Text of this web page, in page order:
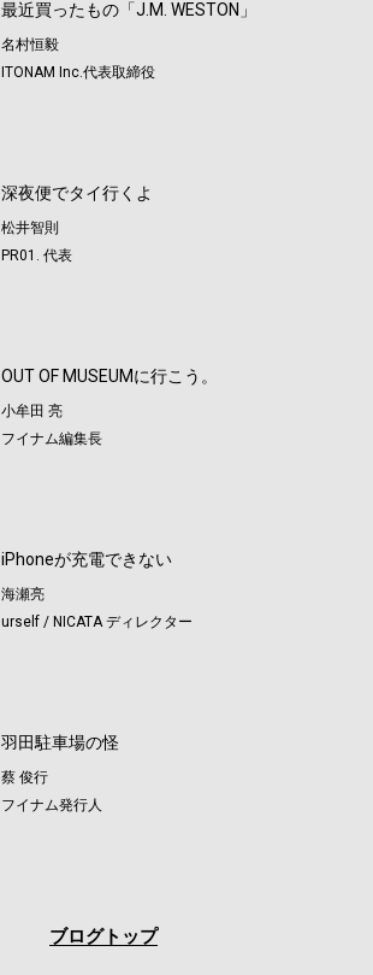
最近買ったもの「J.M. WESTON」
名村恒毅
ITONAM Inc.代表取締役
深夜便でタイ行くよ
松井智則
PR01. 代表
OUT OF MUSEUMに行こう。
小牟田 亮
フイナム編集長
iPhoneが充電できない
海瀬亮
urself / NICATA ディレクター
羽田駐車場の怪
蔡 俊行
フイナム発行人
ブログトップ